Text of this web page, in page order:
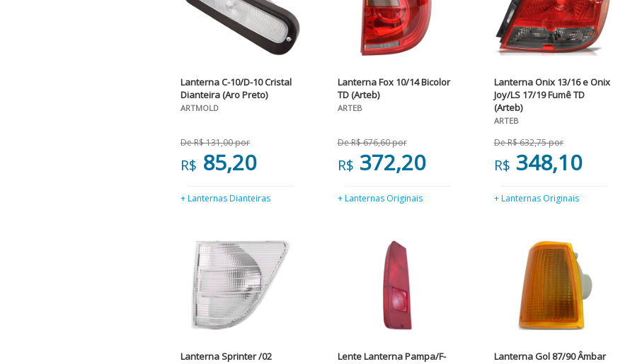
Lanterna C-10/D-10 Cristal
Dianteira (Aro Preto)
ARTMOLD
De R$ 131,00 por
R$ 85,20
+ Lanternas Dianteiras
Lanterna Fox 10/14 Bicolor
TD (Arteb)
ARTEB
De R$ 676,60 por
R$ 372,20
+ Lanternas Originais
Lanterna Onix 13/16 e Onix
Joy/LS 17/19 Fumê TD
(Arteb)
ARTEB
De R$ 632,75 por
R$ 348,10
+ Lanternas Originais
Lanterna Sprinter /02
Lente Lanterna Pampa/F-
Lanterna Gol 87/90 Âmbar